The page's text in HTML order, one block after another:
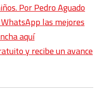
Por Pedro Aguado
las mejores
aquí
y recibe un avance